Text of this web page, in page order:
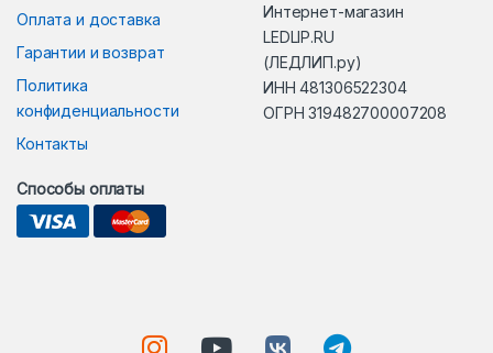
Оплата и доставка
Гарантии и возврат
Политика
конфиденциальности
Контакты
Интернет-магазин
LEDLIP.RU
(ЛЕДЛИП.ру)
ИНН 481306522304
ОГРН 319482700007208
Способы оплаты